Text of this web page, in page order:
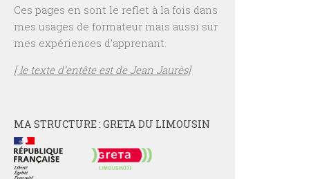
Ces pages en sont le reflet à la fois dans
mes usages de formateur mais aussi sur
mes expériences d’apprenant.
[ le texte d’entête est de Jean Jaurès]
MA STRUCTURE : GRETA DU LIMOUSIN